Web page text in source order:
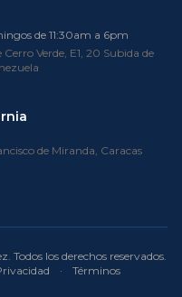
de 11:30am a 6pm
Verde, E1, 20 Subida de
de Miranda, Caracas
los derechos reservados.
· Términos